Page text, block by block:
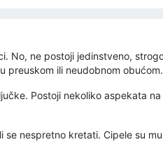
No, ne postoji jedinstveno,
preuskom ili neudobnom obućom.
Postoji nekoliko aspekata
nespretno kretati. Cipele su